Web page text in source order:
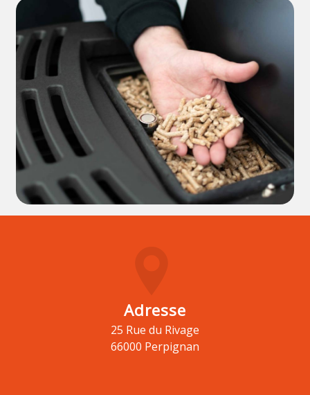
Adresse
25 Rue du Rivage
66000 Perpignan